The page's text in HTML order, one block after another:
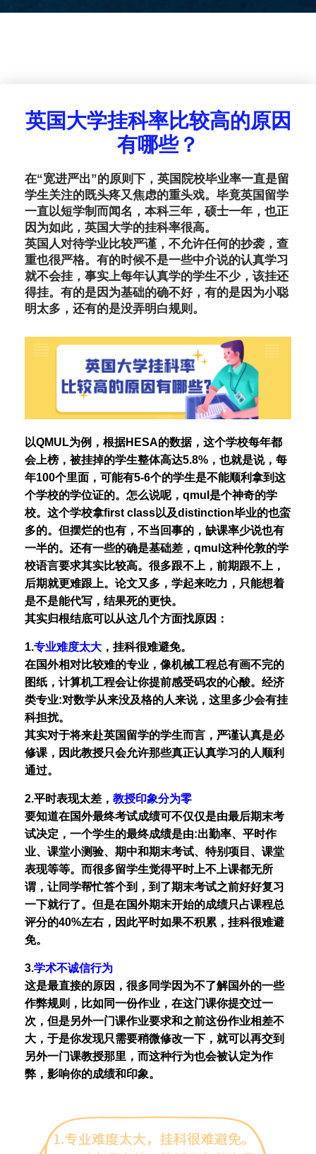
英国大学挂科率比较高的原因
有哪些？
在“宽进严出”的原则下，英国院校毕业率一直是留
学生关注的既头疼又焦虑的重头戏。毕竟英国留学
一直以短学制而闻名，本科三年，硕士一年，也正
因为如此，英国大学的挂科率很高。
英国人对待学业比较严谨，不允许任何的抄袭，查
重也很严格。有的时候不是一些中介说的认真学习
就不会挂，事实上每年认真学的学生不少，该挂还
得挂。有的是因为基础的确不好，有的是因为小聪
明太多，还有的是没弄明白规则。
以QMUL为例，根据HESA的数据，这个学校每年都
会上榜，被挂掉的学生整体高达5.8%，也就是说，每
年100个里面，可能有5-6个的学生是不能顺利拿到这
个学校的学位证的。怎么说呢，qmul是个神奇的学
校。这个学校拿first class以及distinction毕业的也蛮
多的。但摆烂的也有，不当回事的，缺课率少说也有
一半的。还有一些的确是基础差，qmul这种伦敦的学
校语言要求其实比较高。很多跟不上，前期跟不上，
后期就更难跟上。论文又多，学起来吃力，只能想着
是不是能代写，结果死的更快。
其实归根结底可以从这几个方面找原因：
1.专业难度太大 ，挂科很难避免。
在国外相对比较难的专业，像机械工程总有画不完的
图纸，计算机工程会让你提前感受码农的心酸。经济
类专业:对数学从来没及格的人来说，这里多少会有挂
科担扰。
其实对于将来赴英国留学的学生而言，严谨认真是必
修课，因此教授只会允许那些真正认真学习的人顺利
通过。
2.平时表现太差， 教授印象分为零
要知道在国外最终考试成绩可不仅仅是由最后期末考
试决定，一个学生的最终成绩是由:出勤率、平时作
业、课堂小测验、期中和期末考试、特别项目、课堂
表现等等。而很多留学生觉得平时上不上课都无所
谓，让同学帮忙答个到，到了期末考试之前好好复习
一下就行了。但是在国外期末开始的成绩只占课程总
评分的40%左右，因此平时如果不积累，挂科很难避
免。
3.学术不诚信行为
这是最直接的原因，很多同学因为不了解国外的一些
作弊规则，比如同一份作业，在这门课你提交过一
次，但是另外一门课作业要求和之前这份作业相差不
大，于是你发现只需要稍微修改一下，就可以再交到
另外一门课教授那里，而这种行为也会被认定为作
弊，影响你的成绩和印象。